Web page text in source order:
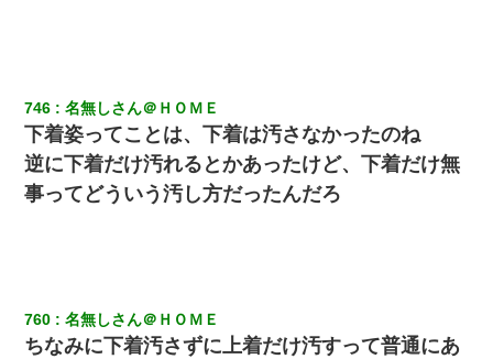
746 名無しさん＠ＨＯＭＥ
下着姿ってことは、下着は汚さなかったのね
逆に下着だけ汚れるとかあったけど、下着だけ無
事ってどういう汚し方だったんだろ
760 名無しさん＠ＨＯＭＥ
ちなみに下着汚さずに上着だけ汚すって普通にあ